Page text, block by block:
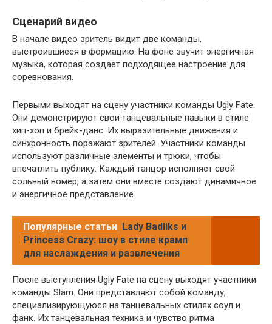
Сценарий видео
В начале видео зритель видит две команды,
выстроившиеся в формацию. На фоне звучит энергичная
музыка, которая создает подходящее настроение для
соревнования.
Первыми выходят на сцену участники команды Ugly Fate.
Они демонстрируют свои танцевальные навыки в стиле
хип-хоп и брейк-данс. Их выразительные движения и
синхронность поражают зрителей. Участники команды
используют различные элементы и трюки, чтобы
впечатлить публику. Каждый танцор исполняет свой
сольный номер, а затем они вместе создают динамичное
и энергичное представление.
Популярные статьи Lady Badliks и
Princess Crazy: шоу в стиле крамп
для наслаждения и развлечения
После выступления Ugly Fate на сцену выходят участники
команды Slam. Они представляют собой команду,
специализирующуюся на танцевальных стилях соул и
фанк. Их танцевальная техника и чувство ритма